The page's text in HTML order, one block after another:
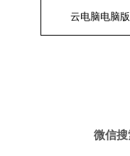
云电脑电脑版
微信